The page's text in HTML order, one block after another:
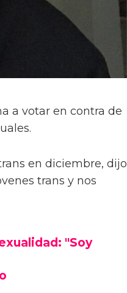
a votar en contra de
en diciembre, dijo
trans y nos
"Soy